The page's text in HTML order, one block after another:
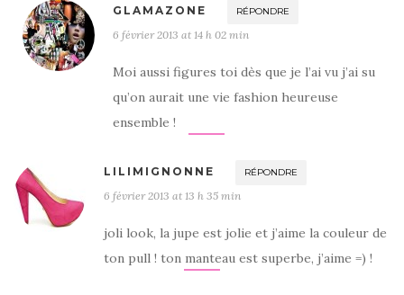
GLAMAZONE RÉPONDRE
6 février 2013 at 14 h 02 min
Moi aussi figures toi dès que je l’ai vu j’ai su
qu’on aurait une vie fashion heureuse
ensemble !
LILIMIGNONNE RÉPONDRE
6 février 2013 at 13 h 35 min
joli look, la jupe est jolie et j’aime la couleur de
ton pull ! ton manteau est superbe, j’aime =) !